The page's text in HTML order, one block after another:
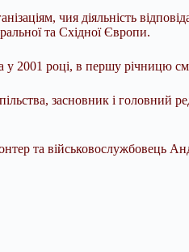
чия діяльність
та Східної Європи.
у 2001 році, в першу річницю
засновник і
та військовослужбовець